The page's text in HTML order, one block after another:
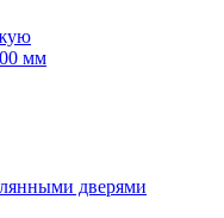
мм
дверями